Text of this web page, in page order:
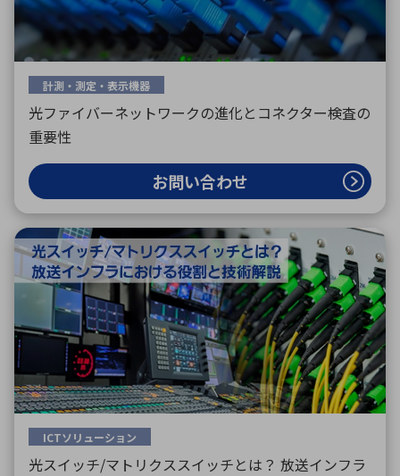
計測・測定・表示機器
光ファイバーネットワークの進化とコネクター検査の
重要性
お問い合わせ
ICTソリューション
光スイッチ/マトリクススイッチとは？ 放送インフラ